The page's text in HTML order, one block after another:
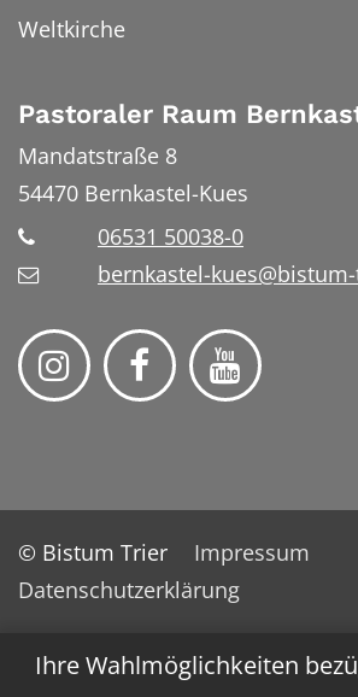
Ihre Wahlmöglichkeiten
Weltkirche
Pastoraler Raum
Mandatstraße 8
54470 Bernkastel-Kues
06531 50038-0
bernkastel-
© Bistum Trier
Impressum
Datenschutzerklärung